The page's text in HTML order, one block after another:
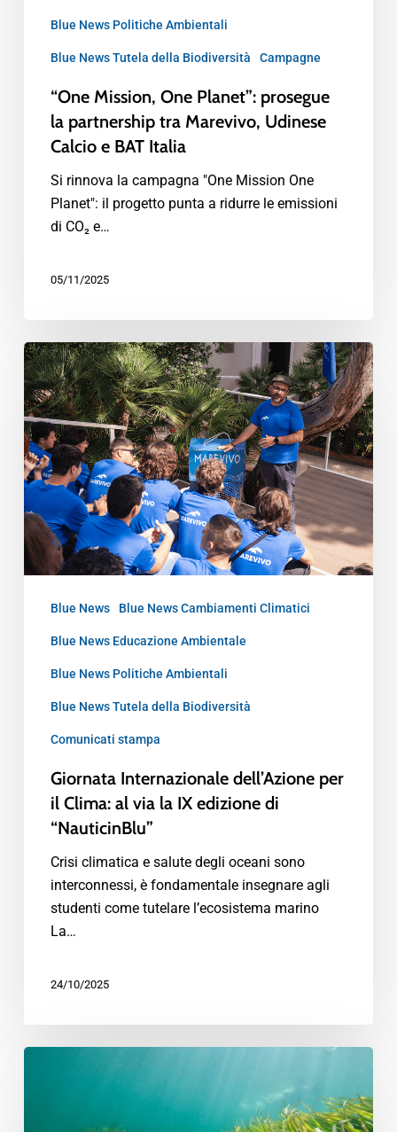
Blue News Politiche Ambientali
Blue News Tutela della Biodiversità Campagne
“One Mission, One Planet”: prosegue
la partnership tra Marevivo, Udinese
Calcio e BAT Italia
Si rinnova la campagna "One Mission One
Planet": il progetto punta a ridurre le emissioni
di CO₂ e…
05/11/2025
Blue News Blue News Cambiamenti Climatici
Blue News Educazione Ambientale
Blue News Politiche Ambientali
Blue News Tutela della Biodiversità
Comunicati stampa
Giornata Internazionale dell’Azione per
il Clima: al via la IX edizione di
“NauticinBlu”
Crisi climatica e salute degli oceani sono
interconnessi, è fondamentale insegnare agli
studenti come tutelare l’ecosistema marino
La…
24/10/2025